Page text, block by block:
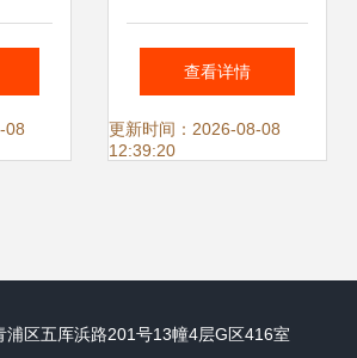
通
务
08
服务增值税免税政
策操作规范及对国
查看详情
更新时间：2026-08-08
12:39:20
浦区五厍浜路201号13幢4层G区416室